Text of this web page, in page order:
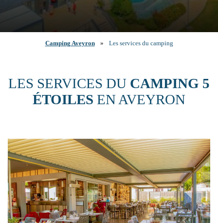
Camping Aveyron » Les services du camping
LES SERVICES DU CAMPING 5
ÉTOILES EN AVEYRON